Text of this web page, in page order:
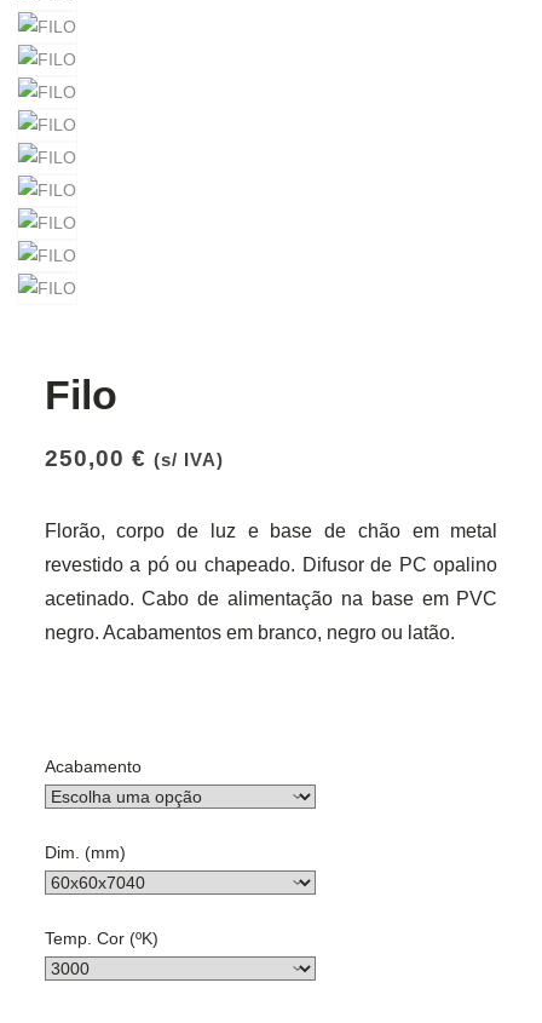
Filo
250,00 € (s/ IVA)
Florão, corpo de luz e base de chão em metal
revestido a pó ou chapeado. Difusor de PC opalino
acetinado. Cabo de alimentação na base em PVC
negro. Acabamentos em branco, negro ou latão.
Acabamento
Dim. (mm)
Temp. Cor (ºK)